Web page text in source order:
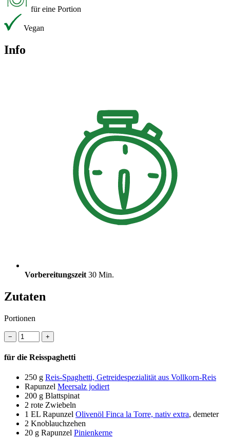
für eine Portion
Vegan
Info
Vorbereitungszeit 30 Min.
Zutaten
Portionen
− +
für die Reisspaghetti
250 g Reis-Spaghetti, Getreidespezialität aus Vollkorn-Reis
Rapunzel Meersalz jodiert
200 g Blattspinat
2 rote Zwiebeln
1 EL Rapunzel Olivenöl Finca la Torre, nativ extra, demeter
2 Knoblauchzehen
20 g Rapunzel Pinienkerne